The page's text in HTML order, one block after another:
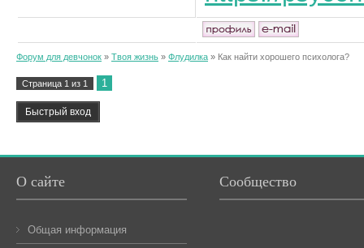
Форум для девчонок » Твоя жизнь » Флудилка » Как найти хорошего психолога?
Страница 1 из 1 1
О сайте
Общая информация
Сообщество